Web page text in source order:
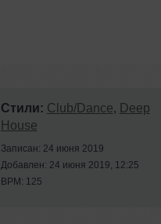
Стили: Club/Dance, Deep
House
Записан: 24 июня 2019
Добавлен: 24 июня 2019, 12:25
BPM: 125